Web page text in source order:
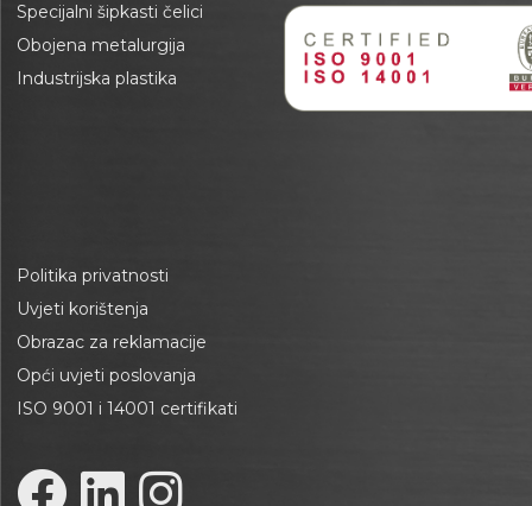
Specijalni šipkasti čelici
Obojena metalurgija
Industrijska plastika
Politika privatnosti
Uvjeti korištenja
Obrazac za reklamacije
Opći uvjeti poslovanja
ISO 9001 i 14001 certifikati